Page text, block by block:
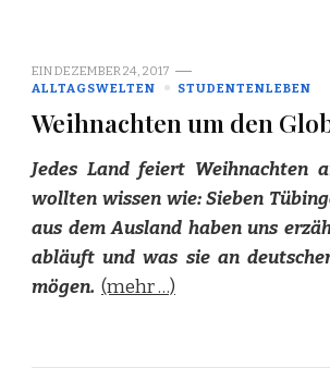
EINDEZEMBER 24, 2017
ALLTAGSWELTEN
STUDENTENLEBEN
Weihnachten um den
Jedes Land feiert Weihnachten
wollten wissen wie: Sieben
aus dem Ausland haben uns
abläuft und was sie an
mögen. (mehr …)